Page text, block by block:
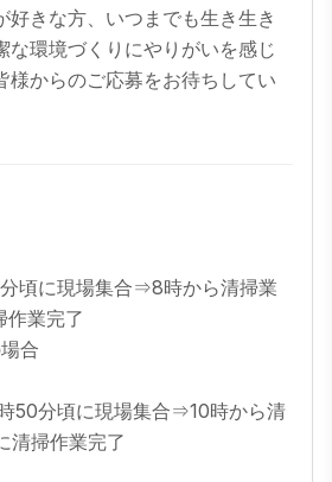
好きな方、いつまでも生き生き
な環境づくりにやりがいを感じ
様からのご応募をお待ちしてい
頃に現場集合⇒8時から清掃業
作業完了
合
50分頃に現場集合⇒10時から清
清掃作業完了